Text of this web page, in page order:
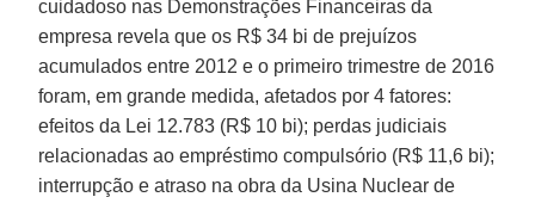
cuidadoso nas Demonstrações Financeiras da
empresa revela que os R$ 34 bi de prejuízos
acumulados entre 2012 e o primeiro trimestre de 2016
foram, em grande medida, afetados por 4 fatores:
efeitos da Lei 12.783 (R$ 10 bi); perdas judiciais
relacionadas ao empréstimo compulsório (R$ 11,6 bi);
interrupção e atraso na obra da Usina Nuclear de